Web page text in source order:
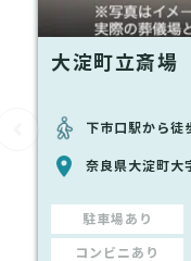
大淀町立斎場
下市口駅から徒
奈良県大淀町大
駐車場あり
コンビニあり